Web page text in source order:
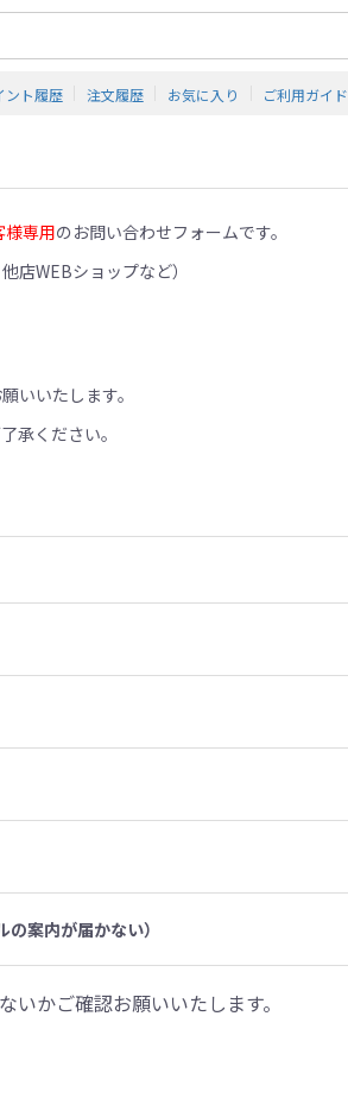
ント履歴 注文履歴 お気に入り ご利用ガイド
様専用のお問い合わせフォームです。
店WEBショップなど）
いいたします。
承ください。
案内が届かない）
いかご確認お願いいたします。